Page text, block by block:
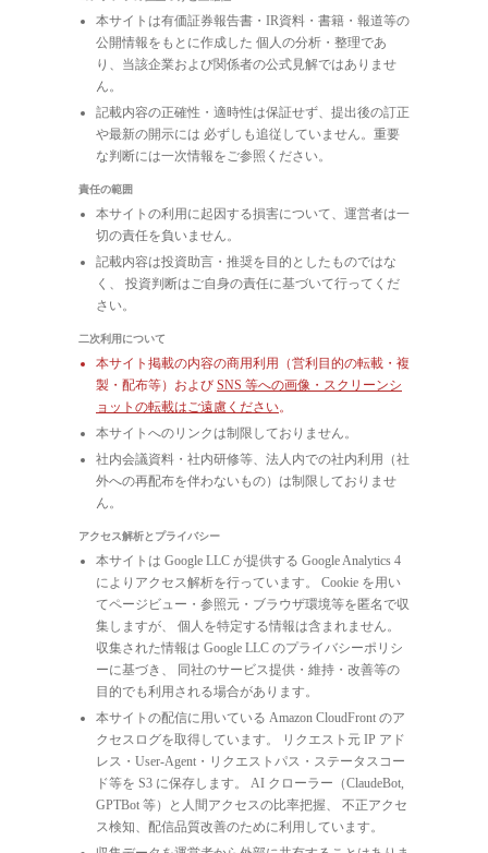
本サイトは有価証券報告書・IR資料・書籍・報道等の
公開情報をもとに作成した 個人の分析・整理であ
り、当該企業および関係者の公式見解ではありませ
ん。
記載内容の正確性・適時性は保証せず、提出後の訂正
や最新の開示には 必ずしも追従していません。重要
な判断には一次情報をご参照ください。
責任の範囲
本サイトの利用に起因する損害について、運営者は一
切の責任を負いません。
記載内容は投資助言・推奨を目的としたものではな
く、 投資判断はご自身の責任に基づいて行ってくだ
さい。
二次利用について
本サイト掲載の内容の商用利用（営利目的の転載・複
製・配布等）および SNS 等への画像・スクリーンシ
ョットの転載はご遠慮ください。
本サイトへのリンクは制限しておりません。
社内会議資料・社内研修等、法人内での社内利用（社
外への再配布を伴わないもの）は制限しておりませ
ん。
アクセス解析とプライバシー
本サイトは Google LLC が提供する Google Analytics 4
によりアクセス解析を行っています。 Cookie を用い
てページビュー・参照元・ブラウザ環境等を匿名で収
集しますが、 個人を特定する情報は含まれません。
収集された情報は Google LLC のプライバシーポリシ
ーに基づき、 同社のサービス提供・維持・改善等の
目的でも利用される場合があります。
本サイトの配信に用いている Amazon CloudFront のア
クセスログを取得しています。 リクエスト元 IP アド
レス・User-Agent・リクエストパス・ステータスコー
ド等を S3 に保存します。 AI クローラー（ClaudeBot,
GPTBot 等）と人間アクセスの比率把握、 不正アクセ
ス検知、配信品質改善のために利用しています。